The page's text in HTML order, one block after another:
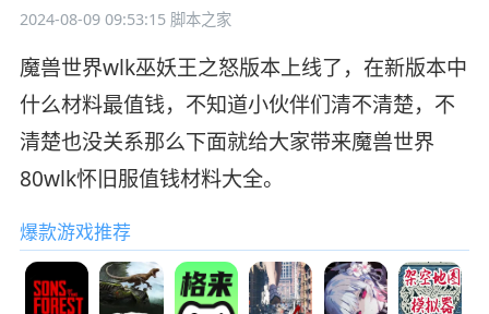
2024-08-09 09:53:15脚本之家
魔兽世界wlk巫妖王之怒版本上线了，在新版本中
什么材料最值钱，不知道小伙伴们清不清楚，不
清楚也没关系那么下面就给大家带来魔兽世界
80wlk怀旧服值钱材料大全。
爆款游戏推荐